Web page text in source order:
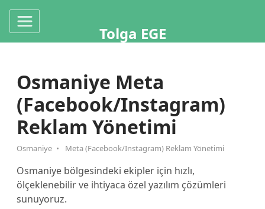
Tolga EGE
Osmaniye Meta
(Facebook/Instagram)
Reklam Yönetimi
Osmaniye Meta (Facebook/Instagram) Reklam Yönetimi
Osmaniye bölgesindeki ekipler için hızlı,
ölçeklenebilir ve ihtiyaca özel yazılım çözümleri
sunuyoruz.